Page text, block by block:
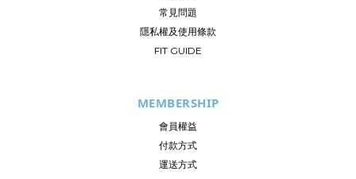
常見問題
隱私權及使用條款
FIT GUIDE
MEMBERSHIP
會員權益
付款方式
運送方式